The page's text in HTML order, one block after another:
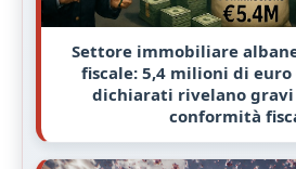
Settore immobiliare
fiscale: 5,4 milioni di
dichiarati rivelano gravi
conformità